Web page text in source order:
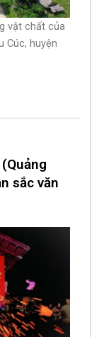
vật chất của
Cúc, huyện
sắc văn